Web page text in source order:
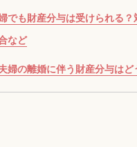
でも財産分与は受けられる
など
婦の離婚に伴う財産分与はど